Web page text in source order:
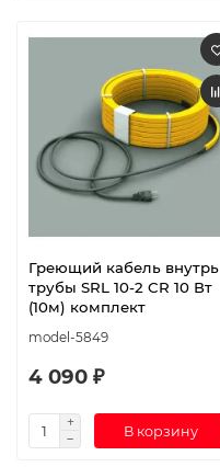
Греющий кабель внутрь
трубы SRL 10-2 CR 10 Вт
(10м) комплект
model-5849
4 090 ₽
В корзину